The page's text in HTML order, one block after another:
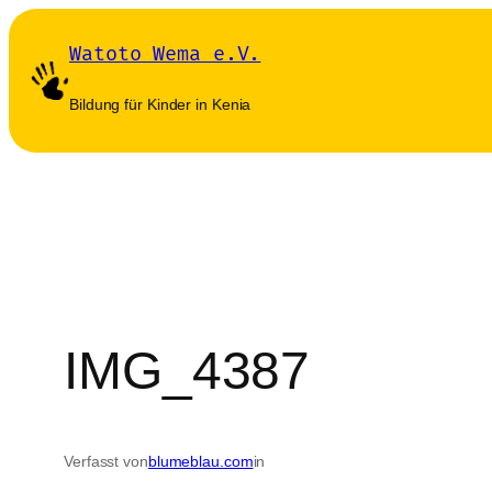
Zum
Inhalt
springen
Watoto Wema e.V.
Bildung für Kinder in Kenia
IMG_4387
Verfasst vonblumeblau.comin